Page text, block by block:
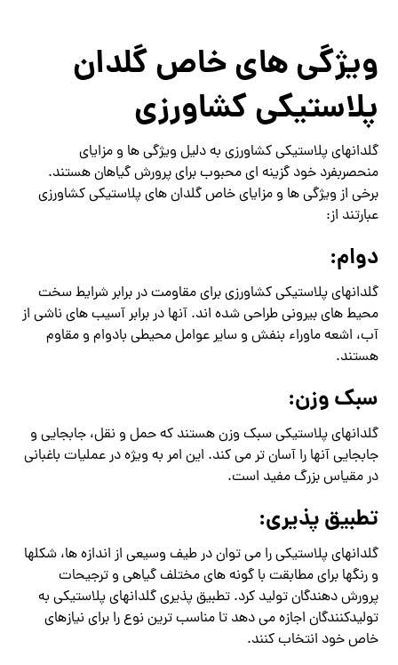
ویژگی های خاص گلدان
پلاستیکی کشاورزی
گلدانهای پلاستیکی کشاورزی به دلیل ویژگی ها و مزایای
منحصربفرد خود گزینه ای محبوب برای پرورش گیاهان هستند.
برخی از ویژگی ها و مزایای خاص گلدان های پلاستیکی کشاورزی
عبارتند از:
دوام:
گلدانهای پلاستیکی کشاورزی برای مقاومت در برابر شرایط سخت
محیط های بیرونی طراحی شده اند. آنها در برابر آسیب های ناشی از
آب، اشعه ماوراء بنفش و سایر عوامل محیطی بادوام و مقاوم
هستند.
سبک وزن:
گلدانهای پلاستیکی سبک وزن هستند که حمل و نقل، جابجایی و
جابجایی آنها را آسان تر می کند. این امر به ویژه در عملیات باغبانی
در مقیاس بزرگ مفید است.
تطبیق پذیری:
گلدانهای پلاستیکی را می توان در طیف وسیعی از اندازه ها، شکلها
و رنگها برای مطابقت با گونه های مختلف گیاهی و ترجیحات
پرورش دهندگان تولید کرد. تطبیق پذیری گلدانهای پلاستیکی به
تولیدکنندگان اجازه می دهد تا مناسب ترین نوع را برای نیازهای
خاص خود انتخاب کنند.